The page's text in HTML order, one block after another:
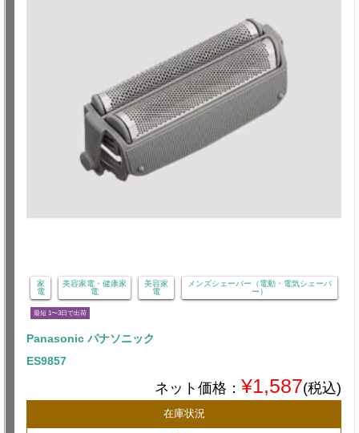
家
電
美容家電・健康家
電
美容家
電
メンズシェーバー（電動・電気シェーバ
ー）
最短 1〜3日で出荷
Panasonic パナソニック
ES9857
ネット価格： ¥1,587(税込)
在庫状況